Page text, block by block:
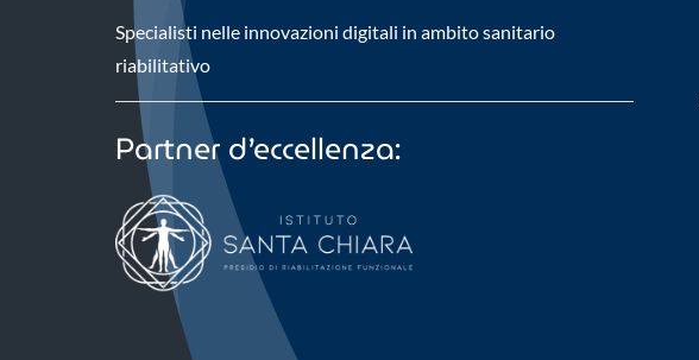
Specialisti nelle innovazioni digitali in ambito sanitario
riabilitativo
Partner d’eccellenza: